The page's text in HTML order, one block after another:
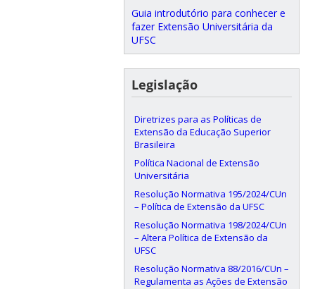
Guia introdutório para conhecer e
fazer Extensão Universitária da
UFSC
Legislação
Diretrizes para as Políticas de
Extensão da Educação Superior
Brasileira
Política Nacional de Extensão
Universitária
Resolução Normativa 195/2024/CUn
– Política de Extensão da UFSC
Resolução Normativa 198/2024/CUn
– Altera Política de Extensão da
UFSC
Resolução Normativa 88/2016/CUn –
Regulamenta as Ações de Extensão